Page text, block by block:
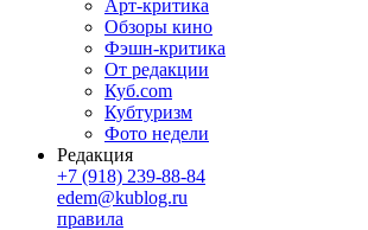
Арт-критика
Обзоры кино
Фэшн-критика
От редакции
Куб.com
Кубтуризм
Фото недели
Редакция
+7 (918) 239-88-84
edem@kublog.ru
правила